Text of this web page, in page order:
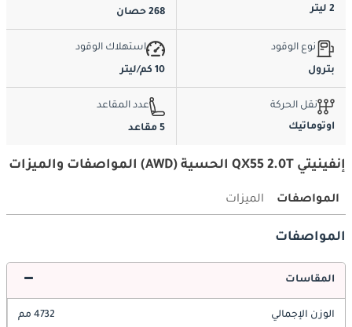
2 ليتر
268 حصان
نوع الوقود
بترول
استهلاك الوقود
10 كم/ليتر
نقل الحركة
اوتوماتيك
عدد المقاعد
5 مقاعد
إنفينيتي QX55 2.0T الحسية (AWD) المواصفات والميزات
المواصفات الميزات
المواصفات
المقاسات
الوزن الإجمالي 4732 مم